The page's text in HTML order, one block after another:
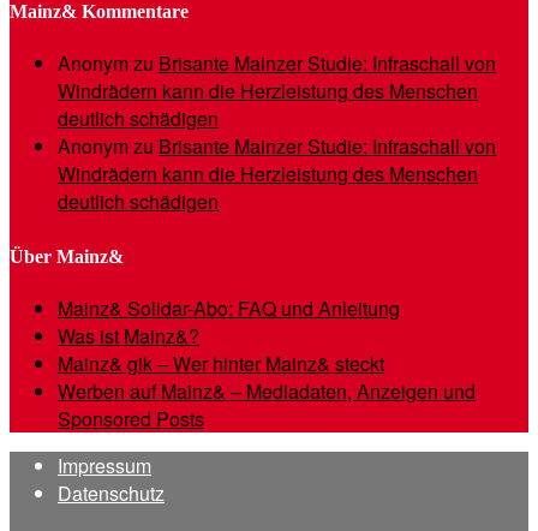
Mainz& Kommentare
Anonymzu Brisante Mainzer Studie: Infraschall von
Windrädern kann die Herzleistung des Menschen
deutlich schädigen
Anonymzu Brisante Mainzer Studie: Infraschall von
Windrädern kann die Herzleistung des Menschen
deutlich schädigen
Über Mainz&
Mainz& Solidar-Abo: FAQ und Anleitung
Was ist Mainz&?
Mainz& gik – Wer hinter Mainz& steckt
Werben auf Mainz& – Mediadaten, Anzeigen und
Sponsored Posts
Impressum
Datenschutz